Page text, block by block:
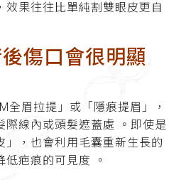
效果往往比單純割雙眼皮更自
傷口會很明顯
全眉拉提」或「隱痕提眉」，
際線內或頭髮遮蓋處 。即使是
」，也會利用毛囊重新生長的
疤痕的可見度 。